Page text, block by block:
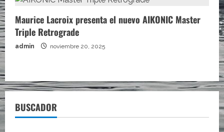
Maurice Lacroix presenta el nuevo AIKONIC Master
Triple Retrograde
admin noviembre 20, 2025
BUSCADOR